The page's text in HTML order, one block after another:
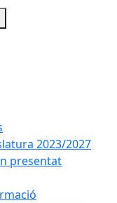
2023/2027
presentat